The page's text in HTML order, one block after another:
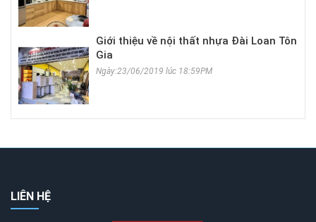
Giới thiệu về nội thất nhựa Đài Loan Tôn
Gia
Ngày:23/06/2019 lúc 18:59PM
LIÊN HỆ